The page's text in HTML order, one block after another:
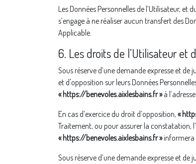
Les Données Personnelles de l’Utilisateur, et
s’engage à ne réaliser aucun transfert des
Applicable.
6. Les droits de l’Utilisateur et
Sous réserve d’une demande expresse et
et d'opposition sur leurs Données
« https://benevoles.aixlesbains.fr »à
En cas d’exercice du droit d’opposition, «
Traitement, ou pour assurer la constatation,
« https://benevoles.aixlesbains.fr »informera
Sous réserve d’une demande expresse et